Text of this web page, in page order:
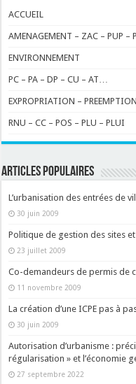
ACCUEIL
AMENAGEMENT – ZAC – PUP –
ENVIRONNEMENT
PC – PA – DP – CU – AT…
EXPROPRIATION – PREEMPTION
RNU – CC – POS – PLU – PLUI
ARTICLES POPULAIRES
L’urbanisation des entrées de
30 juin 2009
Politique de gestion des sites
23 juillet 2009
Co-demandeurs de permis de
11 novembre 2009
La création d’une ICPE pas à
30 juin 2009
Autorisation d’urbanisme :
régularisation » et l’économie
27 septembre 2022